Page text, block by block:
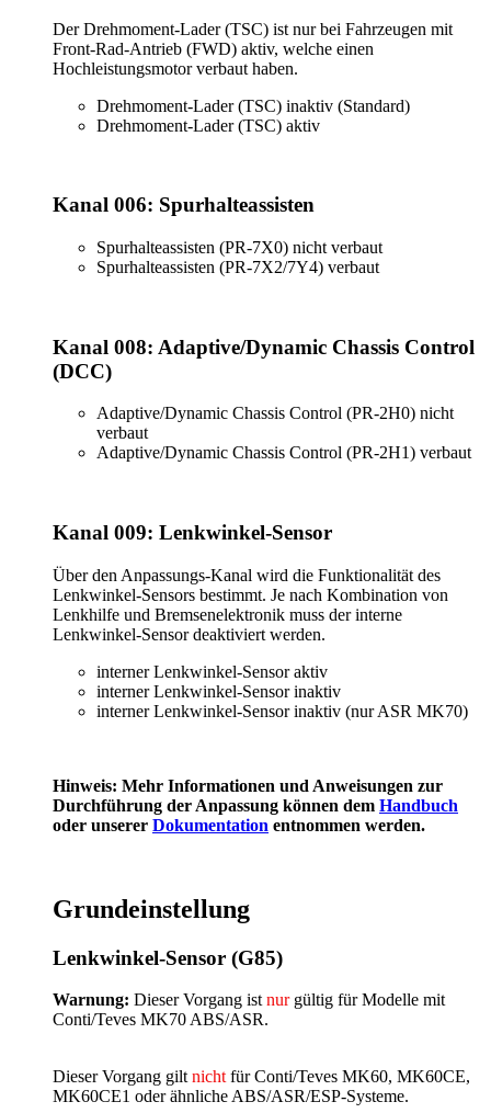
Der Drehmoment-Lader (TSC) ist nur bei Fahrzeugen mit
Front-Rad-Antrieb (FWD) aktiv, welche einen
Hochleistungsmotor verbaut haben.
Drehmoment-Lader (TSC) inaktiv (Standard)
Drehmoment-Lader (TSC) aktiv
Kanal 006: Spurhalteassisten
Spurhalteassisten (PR-7X0) nicht verbaut
Spurhalteassisten (PR-7X2/7Y4) verbaut
Kanal 008: Adaptive/Dynamic Chassis Control
(DCC)
Adaptive/Dynamic Chassis Control (PR-2H0) nicht
verbaut
Adaptive/Dynamic Chassis Control (PR-2H1) verbaut
Kanal 009: Lenkwinkel-Sensor
Über den Anpassungs-Kanal wird die Funktionalität des
Lenkwinkel-Sensors bestimmt. Je nach Kombination von
Lenkhilfe und Bremsenelektronik muss der interne
Lenkwinkel-Sensor deaktiviert werden.
interner Lenkwinkel-Sensor aktiv
interner Lenkwinkel-Sensor inaktiv
interner Lenkwinkel-Sensor inaktiv (nur ASR MK70)
Hinweis: Mehr Informationen und Anweisungen zur
Durchführung der Anpassung können dem Handbuch
oder unserer Dokumentation entnommen werden.
Grundeinstellung
Lenkwinkel-Sensor (G85)
Warnung: Dieser Vorgang ist nurgültig für Modelle mit
Conti/Teves MK70 ABS/ASR.
Dieser Vorgang gilt nicht für Conti/Teves MK60, MK60CE,
MK60CE1 oder ähnliche ABS/ASR/ESP-Systeme.